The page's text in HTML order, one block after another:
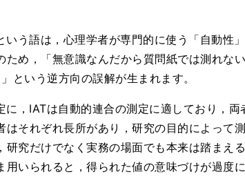
う語は，心理学者が専門的に使う「自動性
め，「無意識なんだから質問紙では測れな
という逆方向の誤解が生まれます。
に，IATは自動的連合の測定に適しており，
それぞれ長所があり，研究の目的によって
研究だけでなく実務の場面でも本来は踏まえ
いられると，得られた値の意味づけが過度